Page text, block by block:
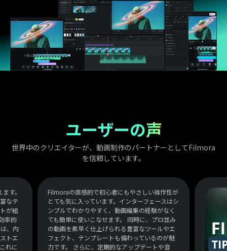
ユーザーの声
世界中のクリエイターが、動画制作のパートナーとしてFilmora
を信頼しています。
す。
なテ
が組
率的
、内
トエ
れに
Filmoraの直感的で初心者にもやさしい操作性が
とても気に入っています。インターフェースはシ
ンプルでわかりやすく、動画編集の経験がなく
ても簡単に使いこなせます。 同時に、プロ並み
の動画を素早く仕上げられる豊富なツールやエ
フェクト、テンプレートも備わっているのが魅
力です。 さらに、定期的なアップデートや音